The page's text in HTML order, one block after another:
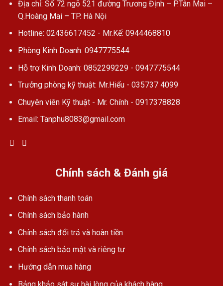
Địa chỉ: Số 72 ngõ 521 đường Trương Định – P.Tân Mai –
Q.Hoàng Mai – TP. Hà Nội
Hotline: 02436617452 - Mr.Kế: 0944468810
Phòng Kinh Doanh: 0947775544
Hỗ trợ Kinh Doanh: 0852299229 - 0947775544
Trưởng phòng kỹ thuật: Mr.Hiểu - 035737 4099
Chuyên viên Kỹ thuật - Mr. Chính - 0917378828
Email: Tanphu8083@gmail.com
Chính sách & Đánh giá
Chính sách thanh toán
Chính sách bảo hành
Chính sách đổi trả và hoàn tiền
Chính sách bảo mật và riêng tư
Hướng dẫn mua hàng
Bảng khảo sát sự hài lòng của khách hàng